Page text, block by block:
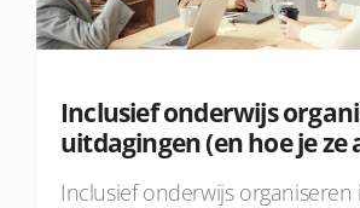
Inclusief onderwijs
uitdagingen (en hoe je ze
Inclusief onderwijs organiseren